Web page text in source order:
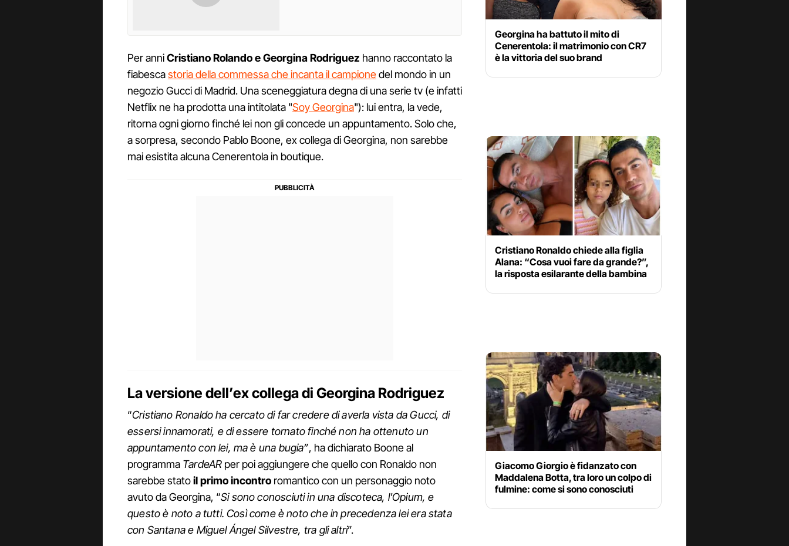
Per anniCristiano Rolando e Georgina Rodriguez hanno raccontato la
fiabescastoria della commessa che incanta il campionedel mondo in un
negozio Gucci di Madrid. Una sceneggiatura degna di una serie tv (e infatti
Netflix ne ha prodotta una intitolata "Soy Georgina"): lui entra, la vede,
ritorna ogni giorno finché lei non gli concede un appuntamento. Solo che,
a sorpresa, secondo Pablo Boone, ex collega di Georgina, non sarebbe
mai esistita alcuna Cenerentola in boutique.
La versione dell’ex collega di Georgina Rodriguez
“Cristiano Ronaldo ha cercato di far credere di averla vista da Gucci, di
essersi innamorati, e di essere tornato finché non ha ottenuto un
appuntamento con lei, ma è una bugia”, ha dichiarato Boone al
programma TardeAR per poi aggiungere che quello con Ronaldo non
sarebbe statoil primo incontro romantico con un personaggio noto
avuto da Georgina, “Si sono conosciuti in una discoteca, l'Opium, e
questo è noto a tutti. Così come è noto che in precedenza lei era stata
con Santana e Miguel Ángel Silvestre, tra gli altri”.
Georgina ha battuto il mito di
Cenerentola: il matrimonio con CR7
è la vittoria del suo brand
Cristiano Ronaldo chiede alla figlia
Alana: “Cosa vuoi fare da grande?”,
la risposta esilarante della bambina
Giacomo Giorgio è fidanzato con
Maddalena Botta, tra loro un colpo di
fulmine: come si sono conosciuti